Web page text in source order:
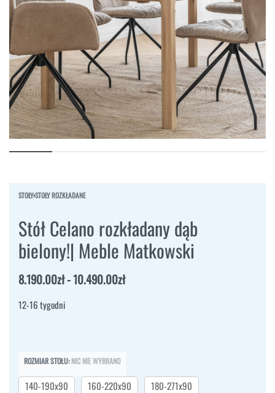
STOŁY›STOŁY ROZKŁADANE
Stół Celano rozkładany dąb
bielony!| Meble Matkowski
8.190.00zł 10.490.00zł
12-16 tygodni
ROZMIAR STOŁU: NIC NIE WYBRANO
140-190x90 160-220x90
180-271x90